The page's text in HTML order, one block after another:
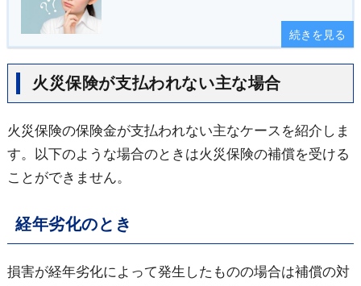
続きを見る
火災保険が支払われない主な場合
火災保険の保険金が支払われない主なケースを紹介しま
す。以下のような場合のときは火災保険の補償を受ける
ことができません。
経年劣化のとき
損害が経年劣化によって発生したものの場合は補償の対